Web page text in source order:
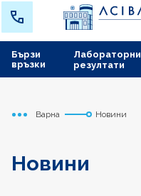
Лабораторни
резултати
Бързи
връзки
Начало
Варна Новини
Новини